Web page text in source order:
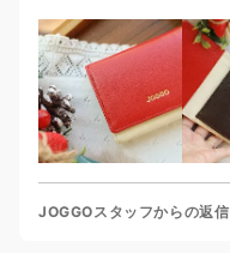
JOGGOスタッフからの返信